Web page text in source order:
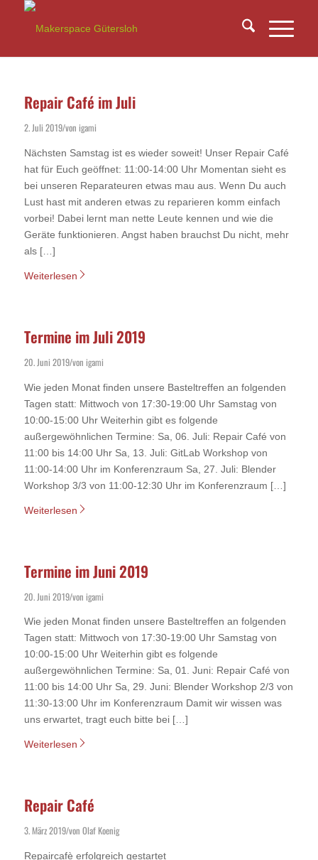
Repair Café im Juli
2. Juli 2019/von igami
Nächsten Samstag ist es wieder soweit! Unser Repair Café
hat für Euch geöffnet: 11:00-14:00 Uhr Momentan sieht es
bei unseren Reparateuren etwas mau aus. Wenn Du auch
Lust hast mit anderen etwas zu reparieren komm einfach
vorbei! Dabei lernt man nette Leute kennen und wie die
Geräte funktionieren. Angst haben brauchst Du nicht, mehr
als […]
Weiterlesen
Termine im Juli 2019
20. Juni 2019/von igami
Wie jeden Monat finden unsere Basteltreffen an folgenden
Tagen statt: Mittwoch von 17:30-19:00 Uhr Samstag von
10:00-15:00 Uhr Weiterhin gibt es folgende
außergewöhnlichen Termine: Sa, 06. Juli: Repair Café von
11:00 bis 14:00 Uhr Sa, 13. Juli: GitLab Workshop von
11:00-14:00 Uhr im Konferenzraum Sa, 27. Juli: Blender
Workshop 3/3 von 11:00-12:30 Uhr im Konferenzraum […]
Weiterlesen
Termine im Juni 2019
20. Juni 2019/von igami
Wie jeden Monat finden unsere Basteltreffen an folgenden
Tagen statt: Mittwoch von 17:30-19:00 Uhr Samstag von
10:00-15:00 Uhr Weiterhin gibt es folgende
außergewöhnlichen Termine: Sa, 01. Juni: Repair Café von
11:00 bis 14:00 Uhr Sa, 29. Juni: Blender Workshop 2/3 von
11:30-13:00 Uhr im Konferenzraum Damit wir wissen was
uns erwartet, tragt euch bitte bei […]
Weiterlesen
Repair Café
3. März 2019/von Olaf Koenig
Repaircafè erfolgreich gestartet